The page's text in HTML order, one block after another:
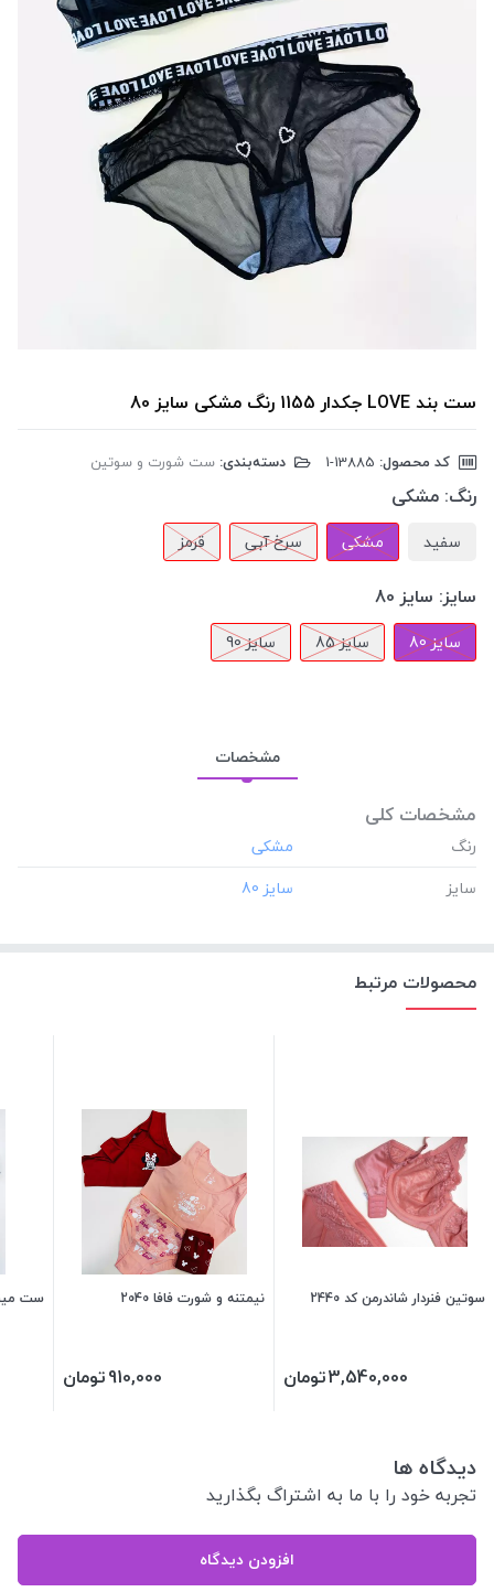
ست بند LOVE جکدار 1155 رنگ مشکی سایز 80
کد محصول: دسته‌بندی: ست شورت و سوتین
رنگ: مشکی
سفید مشکی سرخ آبی قرمز
سایز: سایز 80
سایز 80 سایز 85 سایز 90
مشخصات
مشخصات کلی
رنگ
سایز
محصولات مرتبط
سوتین فنردار شاندرمن کد 2440
3,540,000تومان
نیمتنه و شورت فافا 2040
910,000تومان
ست مینی
دیدگاه ها
تجربه خود را با ما به اشتراگ بگذارید
افزودن دیدگاه